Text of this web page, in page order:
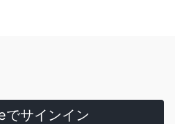
でサインイン